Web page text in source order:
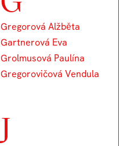
Gregorová Alžběta
Gartnerová Eva
Grolmusová Paulína
Gregorovičová Vendula
J